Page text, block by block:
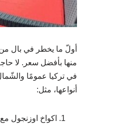
أولّ ما يخطر في بال من
منها بأفضل سعر. لا
في تركيا عمومًا
أنواعها، مثل:
اكواخ اوزنجول